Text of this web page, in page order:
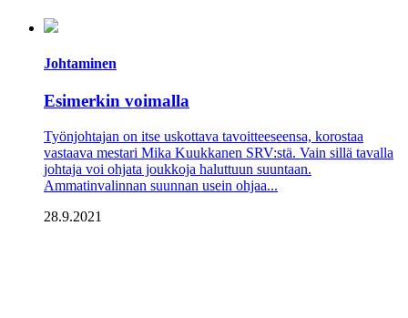
Johtaminen
Esimerkin voimalla
Työnjohtajan on itse uskottava tavoitteeseensa, korostaa
vastaava mestari Mika Kuukkanen SRV:stä. Vain sillä tavalla
johtaja voi ohjata joukkoja haluttuun suuntaan.
Ammatinvalinnan suunnan usein ohjaa...
28.9.2021